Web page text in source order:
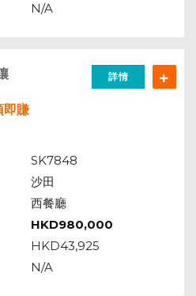
N/A
詳情
即賺
SK7848
沙田
西餐廳
HKD980,000
HKD43,925
N/A